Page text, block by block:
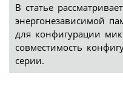
В статье
энергонезависимой
для конфигурации
совместимость
серии.